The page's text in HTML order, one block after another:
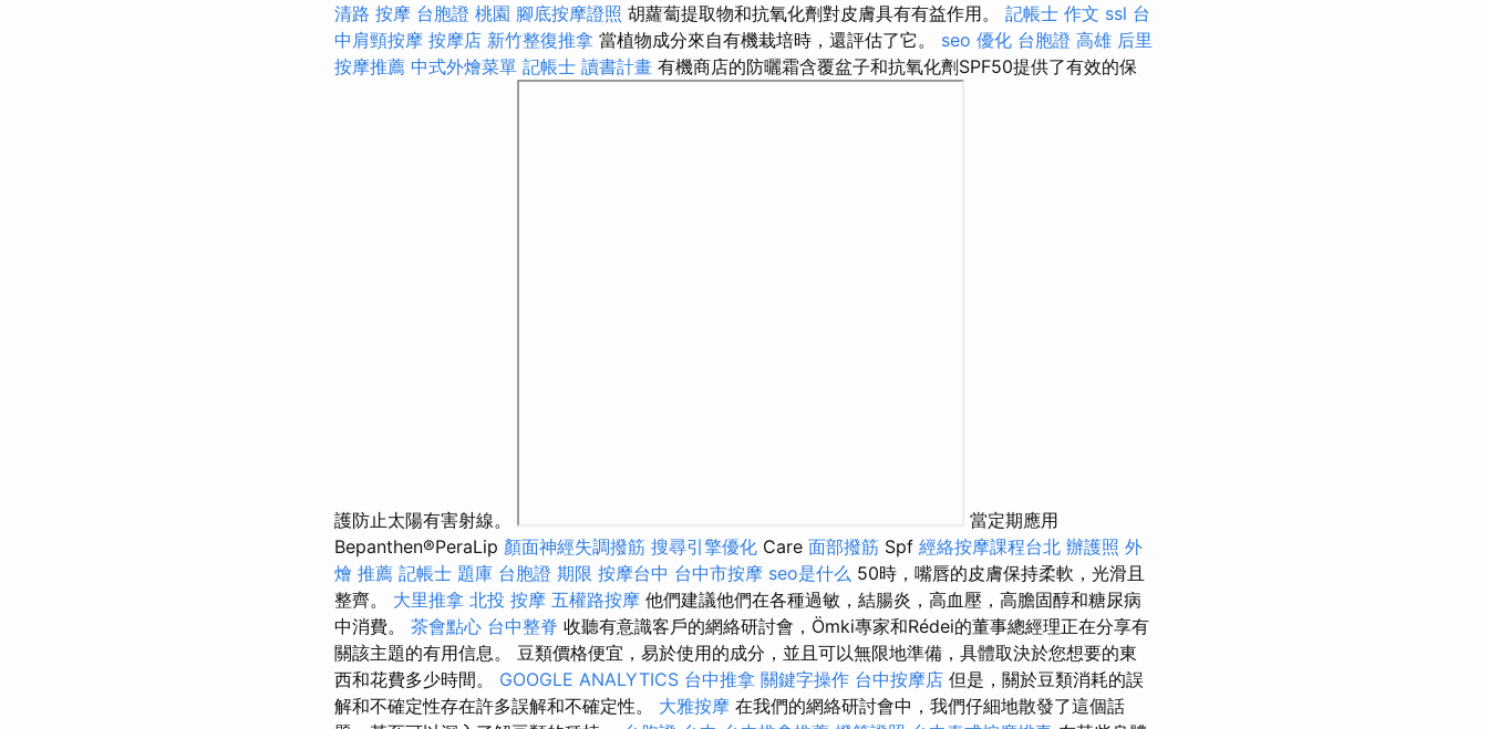
清路 按摩 台胞證 桃園 腳底按摩證照 胡蘿蔔提取物和抗氧化劑對皮膚具有有益作用。 記帳士 作文 ssl 台
中肩頸按摩 按摩店 新竹整復推拿 當植物成分來自有機栽培時，還評估了它。 seo 優化 台胞證 高雄 后里
按摩推薦 中式外燴菜單 記帳士 讀書計畫 有機商店的防曬霜含覆盆子和抗氧化劑SPF50提供了有效的保
護防止太陽有害射線。
當定期應用
Bepanthen®PeraLip 顏面神經失調撥筋 搜尋引擎優化 Care 面部撥筋 Spf 經絡按摩課程台北 辦護照 外
燴 推薦 記帳士 題庫 台胞證 期限 按摩台中 台中市按摩 seo是什么 50時，嘴唇的皮膚保持柔軟，光滑且
整齊。 大里推拿 北投 按摩 五權路按摩 他們建議他們在各種過敏，結腸炎，高血壓，高膽固醇和糖尿病
中消費。 茶會點心 台中整脊 收聽有意識客戶的網絡研討會，Ömki專家和Rédei的董事總經理正在分享有
關該主題的有用信息。 豆類價格便宜，易於使用的成分，並且可以無限地準備，具體取決於您想要的東
西和花費多少時間。 GOOGLE ANALYTICS 台中推拿 關鍵字操作 台中按摩店 但是，關於豆類消耗的誤
解和不確定性存在許多誤解和不確定性。 大雅按摩 在我們的網絡研討會中，我們仔細地散發了這個話